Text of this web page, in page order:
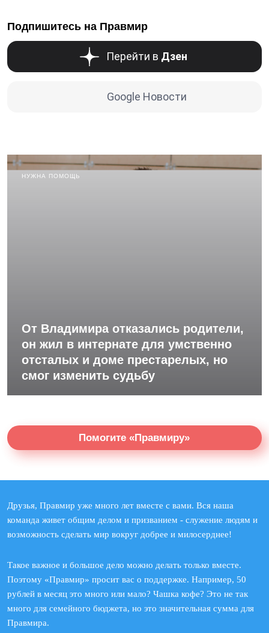
Подпишитесь на Правмир
Перейти в Дзен
Google Новости
НУЖНА ПОМОЩЬ
От Владимира отказались родители,
он жил в интернате для умственно
отсталых и доме престарелых, но
смог изменить судьбу
Помогите «Правмиру»
Друзья, Правмир уже много лет вместе с вами. Вся наша
команда живет общим делом и призванием - служение людям и
возможность сделать мир вокруг добрее и милосерднее!
Такое важное и большое дело можно делать только вместе.
Поэтому «Правмир» просит вас о поддержке. Например, 50
рублей в месяц это много или мало? Чашка кофе? Это не так
много для семейного бюджета, но это значительная сумма для
Правмира.